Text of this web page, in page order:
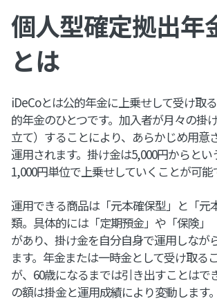
個人型確定拠出年
とは
iDeCoとは公的年金に上乗せして受け取
的年金のひとつです。加入者が月々の掛
立て）することにより、あらかじめ用意
運用されます。掛け金は5,000円からとい
1,000円単位で上乗せしていくことが可能
運用できる商品は「元本確保型」と「元
類。具体的には「定期預金」や「保険」
があり、掛け金を自分自身で運用しなが
ます。年金または一時金として受け取る
が、60歳になるまでは引き出すことはで
の額は掛金と運用成績により変動します。